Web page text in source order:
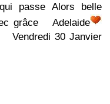
passe Alors belle
grâce Adelaide
Vendredi 30 Janvier